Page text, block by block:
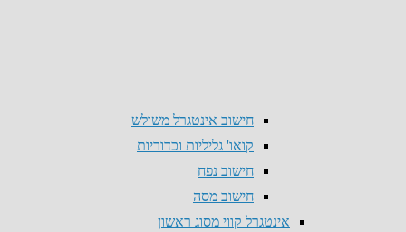
חישוב אינטגרל משולש
קואו' גליליות וכדוריות
חישוב נפח
חישוב מסה
אינטגרל קווי מסוג ראשון